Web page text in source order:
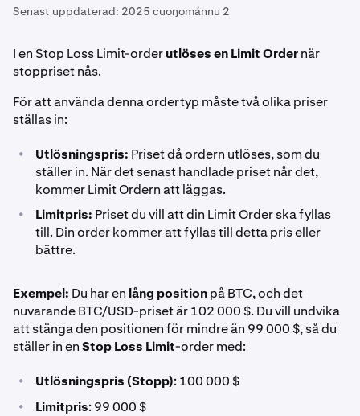
Senast uppdaterad: 2025 cuoŋománnu 2
I en Stop Loss Limit-orderutlöses en Limit Ordernär
stoppriset nås.
För att använda denna ordertyp måste två olika priser
ställas in:
• Utlösningspris: Priset då ordern utlöses, som du
ställer in. När det senast handlade priset når det,
kommer Limit Ordern att läggas.
• Limitpris: Priset du vill att din Limit Order ska fyllas
till. Din order kommer att fyllas till detta pris eller
bättre.
Exempel: Du har en lång positionpå BTC, och det
nuvarande BTC/USD-priset är 102 000 $. Du vill undvika
att stänga den positionen för mindre än 99 000 $, så du
ställer in enStop Loss Limit-order med:
• Utlösningspris (Stopp): 100 000 $
• Limitpris: 99 000 $